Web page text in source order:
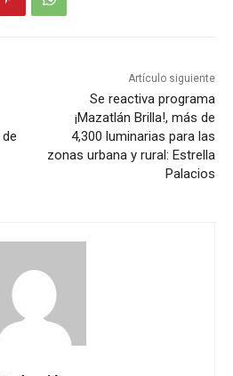
Artículo siguiente
Se reactiva programa
¡Mazatlán Brilla!, más de
4,300 luminarias para las
zonas urbana y rural: Estrella
Palacios